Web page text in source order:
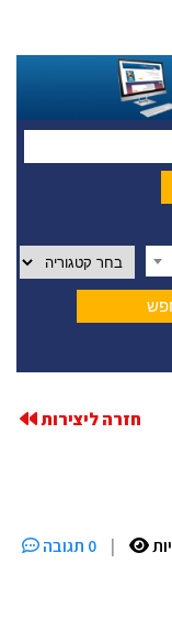
חזרה ליצירות
|
0 תגובה